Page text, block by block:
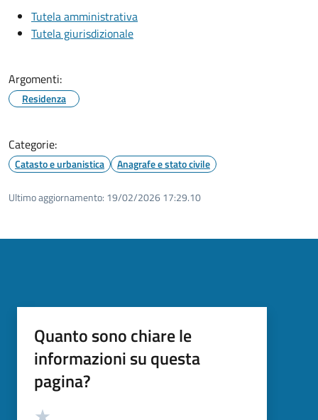
Tutela amministrativa
Tutela giurisdizionale
Argomenti:
Residenza
Categorie:
Catasto e urbanistica Anagrafe e stato civile
Ultimo aggiornamento: 19/02/2026 17:29.10
Quanto sono chiare le
informazioni su questa
pagina?
Valutazione